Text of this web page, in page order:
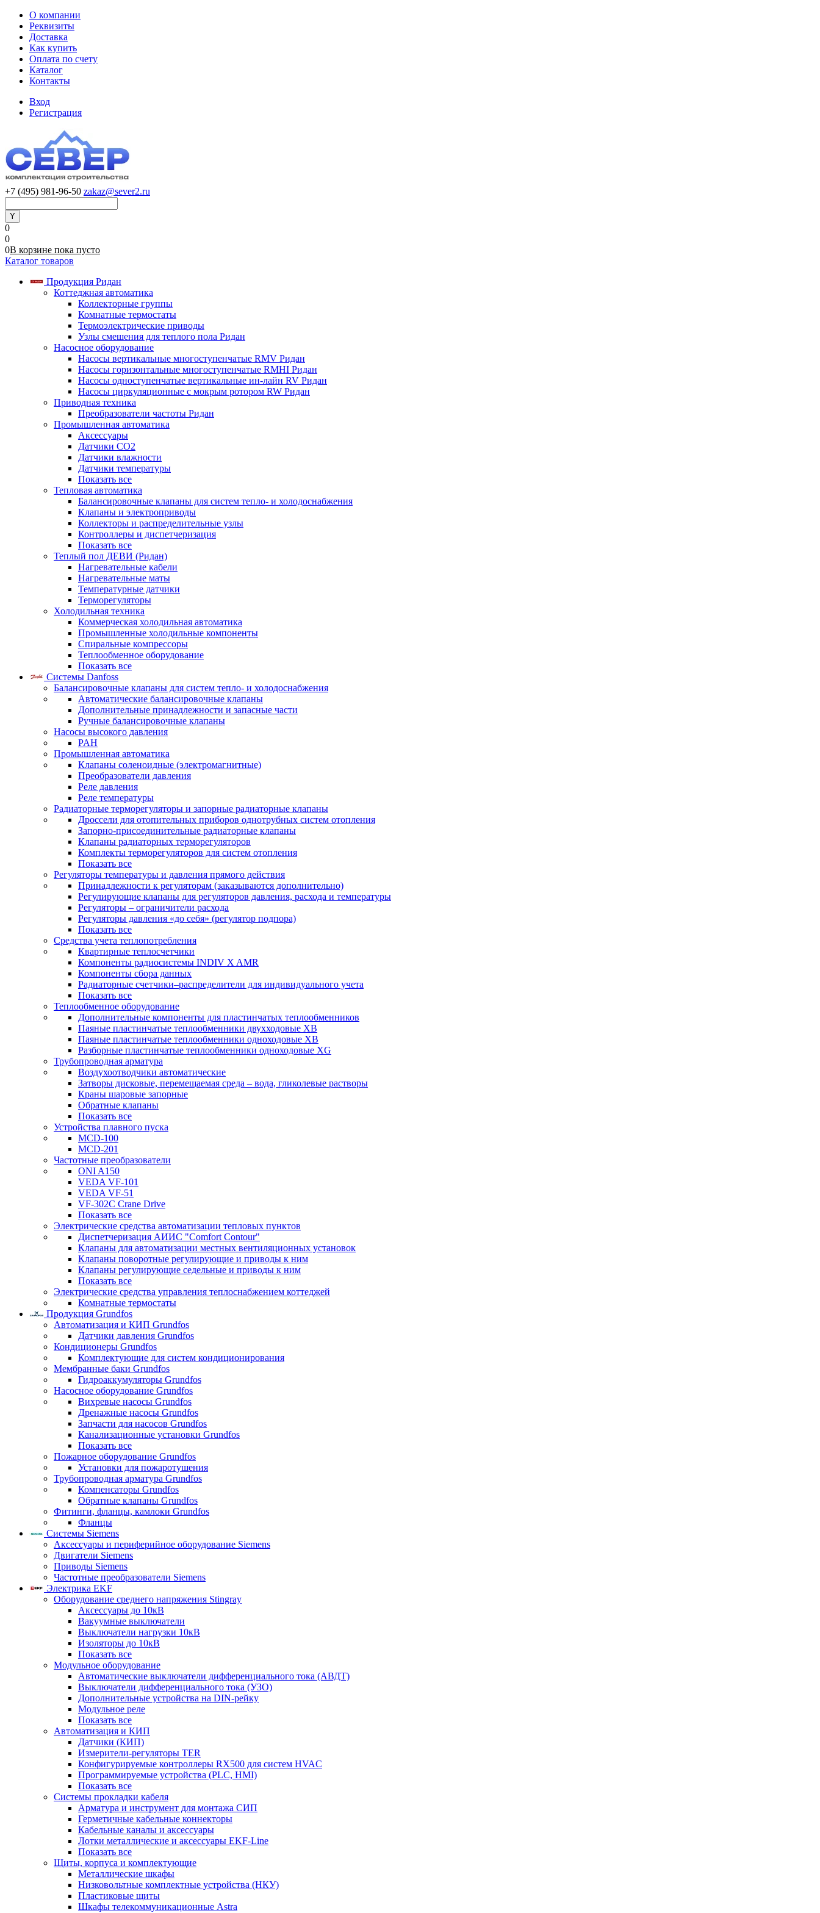
О компании
Реквизиты
Доставка
Как купить
Оплата по счету
Каталог
Контакты
Вход
Регистрация
+7 (495) 981-96-50 zakaz@sever2.ru
0
0
0В корзине пока пусто
Каталог товаров
Продукция Ридан
Коттеджная автоматика
Коллекторные группы
Комнатные термостаты
Термоэлектрические приводы
Узлы смешения для теплого пола Ридан
Насосное оборудование
Насосы вертикальные многоступенчатые RMV Ридан
Насосы горизонтальные многоступенчатые RMHI Ридан
Насосы одноступенчатые вертикальные ин-лайн RV Ридан
Насосы циркуляционные с мокрым ротором RW Ридан
Приводная техника
Преобразователи частоты Ридан
Промышленная автоматика
Аксессуары
Датчики CO2
Датчики влажности
Датчики температуры
Показать все
Тепловая автоматика
Балансировочные клапаны для систем тепло- и холодоснабжения
Клапаны и электроприводы
Коллекторы и распределительные узлы
Контроллеры и диспетчеризация
Показать все
Теплый пол ДЕВИ (Ридан)
Нагревательные кабели
Нагревательные маты
Температурные датчики
Терморегуляторы
Холодильная техника
Коммерческая холодильная автоматика
Промышленные холодильные компоненты
Спиральные компрессоры
Теплообменное оборудование
Показать все
Системы Danfoss
Балансировочные клапаны для систем тепло- и холодоснабжения
Автоматические балансировочные клапаны
Дополнительные принадлежности и запасные части
Ручные балансировочные клапаны
Насосы высокого давления
PAH
Промышленная автоматика
Клапаны соленоидные (электромагнитные)
Преобразователи давления
Реле давления
Реле температуры
Радиаторные терморегуляторы и запорные радиаторные клапаны
Дроссели для отопительных приборов однотрубных систем отопления
Запорно-присоединительные радиаторные клапаны
Клапаны радиаторных терморегуляторов
Комплекты терморегуляторов для систем отопления
Показать все
Регуляторы температуры и давления прямого действия
Принадлежности к регуляторам (заказываются дополнительно)
Регулирующие клапаны для регуляторов давления, расхода и температуры
Регуляторы – ограничители расхода
Регуляторы давления «до себя» (регулятор подпора)
Показать все
Средства учета теплопотребления
Квартирные теплосчетчики
Компоненты радиосистемы INDIV X AMR
Компоненты сбора данных
Радиаторные счетчики–распределители для индивидуального учета
Показать все
Теплообменное оборудование
Дополнительные компоненты для пластинчатых теплообменников
Паяные пластинчатые теплообменники двухходовые XB
Паяные пластинчатые теплообменники одноходовые ХВ
Разборные пластинчатые теплообменники одноходовые ХG
Трубопроводная арматура
Воздухоотводчики автоматические
Затворы дисковые, перемещаемая среда – вода, гликолевые растворы
Краны шаровые запорные
Обратные клапаны
Показать все
Устройства плавного пуска
MCD-100
MCD-201
Частотные преобразователи
ONI A150
VEDA VF-101
VEDA VF-51
VF-302C Crane Drive
Показать все
Электрические средства автоматизации тепловых пунктов
Диспетчеризация АИИС "Comfort Contour"
Клапаны для автоматизации местных вентиляционных установок
Клапаны поворотные регулирующие и приводы к ним
Клапаны регулирующие седельные и приводы к ним
Показать все
Электрические средства управления теплоснабжением коттеджей
Комнатные термостаты
Продукция Grundfos
Автоматизация и КИП Grundfos
Датчики давления Grundfos
Кондиционеры Grundfos
Комплектующие для систем кондиционирования
Мембранные баки Grundfos
Гидроаккумуляторы Grundfos
Насосное оборудование Grundfos
Вихревые насосы Grundfos
Дренажные насосы Grundfos
Запчасти для насосов Grundfos
Канализационные установки Grundfos
Показать все
Пожарное оборудование Grundfos
Установки для пожаротушения
Трубопроводная арматура Grundfos
Компенсаторы Grundfos
Обратные клапаны Grundfos
Фитинги, фланцы, камлоки Grundfos
Фланцы
Системы Siemens
Аксессуары и периферийное оборудование Siemens
Двигатели Siemens
Приводы Siemens
Частотные преобразователи Siemens
Электрика EKF
Оборудование среднего напряжения Stingray
Аксессуары до 10кВ
Вакуумные выключатели
Выключатели нагрузки 10кВ
Изоляторы до 10кВ
Показать все
Модульное оборудование
Автоматические выключатели дифференциального тока (АВДТ)
Выключатели дифференциального тока (УЗО)
Дополнительные устройства на DIN-рейку
Модульное реле
Показать все
Автоматизация и КИП
Датчики (КИП)
Измерители-регуляторы TER
Конфигурируемые контроллеры RX500 для систем HVAC
Программируемые устройства (PLC, HMI)
Показать все
Системы прокладки кабеля
Арматура и инструмент для монтажа СИП
Герметичные кабельные коннекторы
Кабельные каналы и аксессуары
Лотки металлические и аксессуары EKF-Line
Показать все
Щиты, корпуса и комплектующие
Металлические шкафы
Низковольтные комплектные устройства (НКУ)
Пластиковые щиты
Шкафы телекоммуникационные Astra